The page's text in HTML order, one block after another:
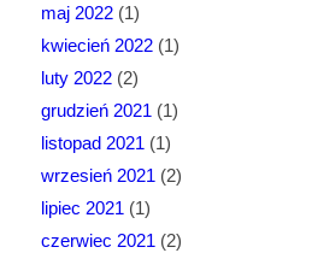
maj 2022(1)
kwiecień 2022(1)
luty 2022(2)
grudzień 2021 (1)
listopad 2021 (1)
wrzesień 2021 (2)
lipiec 2021 (1)
czerwiec 2021 (2)